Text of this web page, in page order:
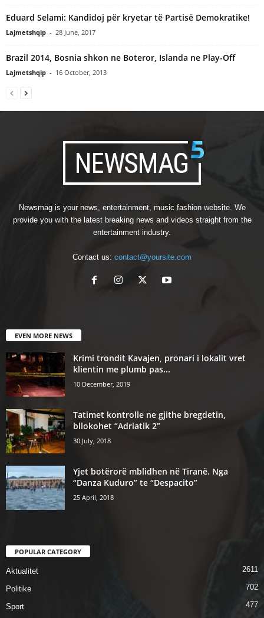
Eduard Selami: Kandidoj për kryetar të Partisë Demokratike!
Lajmetshqip - 28 June, 2017
Brazil 2014, Bosnia shkon ne Boteror, Islanda ne Play-Off
Lajmetshqip - 16 October, 2013
Newsmag is your news, entertainment, music fashion website. We
provide you with the latest breaking news and videos straight from the
entertainment industry.
Contact us: contact@yoursite.com
EVEN MORE NEWS
Krimi trondit Kavajen, pronari i lokalit vret
klientin me plumb pas...
10 December, 2019
Tatimet kontrolle ne gjithe bregdetin,
bllokohet “Adriatik 2”
30 July, 2018
Yjet botërorë mblidhen në Tiranë. Nga
“Danza Kuduro” te “Despacito”
25 April, 2018
POPULAR CATEGORY
Aktualitet 2611
Politike 702
Sport 477